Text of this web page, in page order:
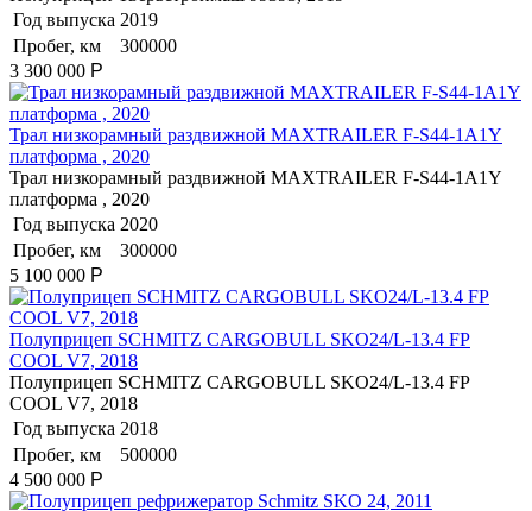
Год выпуска 2019
Пробег, км
300000
3 300 000 Р
Трал низкорамный раздвижной MAXTRAILER F-S44-1A1Y
платформа , 2020
Трал низкорамный раздвижной MAXTRAILER F-S44-1A1Y
платформа , 2020
Год выпуска 2020
Пробег, км
300000
5 100 000 Р
Полуприцеп SCHMITZ CARGOBULL SKO24/L-13.4 FP
COOL V7, 2018
Полуприцеп SCHMITZ CARGOBULL SKO24/L-13.4 FP
COOL V7, 2018
Год выпуска 2018
Пробег, км
500000
4 500 000 Р